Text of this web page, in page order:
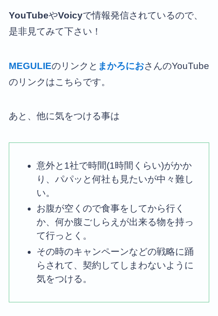
YouTubeやVoicyで情報発信されているので、
是非見てみて下さい！
MEGULIEのリンクと まかろにおさんのYouTube
のリンクはこちらです。
あと、他に気をつける事は
意外と1社で時間(1時間くらい)がかか
り、パパッと何社も見たいが中々難し
い。
お腹が空くので食事をしてから行く
か、何か腹ごしらえが出来る物を持っ
て行っとく。
その時のキャンペーンなどの戦略に踊
らされて、契約してしまわないように
気をつける。